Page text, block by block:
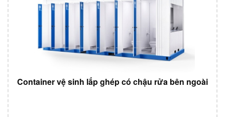
Container vệ sinh lắp ghép có chậu rửa bên ngoài